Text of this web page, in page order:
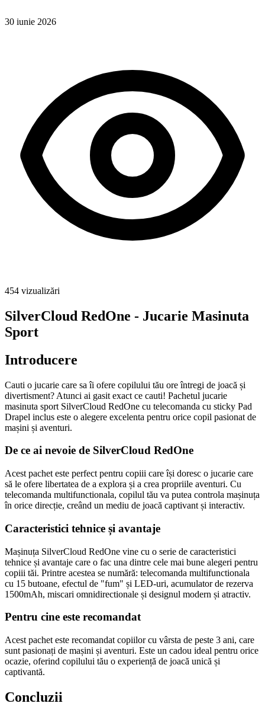
30 iunie 2026
454 vizualizări
SilverCloud RedOne - Jucarie Masinuta
Sport
Introducere
Cauti o jucarie care sa îi ofere copilului tău ore întregi de joacă și
divertisment? Atunci ai gasit exact ce cauti! Pachetul jucarie
masinuta sport SilverCloud RedOne cu telecomanda cu sticky Pad
Drapel inclus este o alegere excelenta pentru orice copil pasionat de
mașini și aventuri.
De ce ai nevoie de SilverCloud RedOne
Acest pachet este perfect pentru copiii care își doresc o jucarie care
să le ofere libertatea de a explora și a crea propriile aventuri. Cu
telecomanda multifunctionala, copilul tău va putea controla mașinuța
în orice direcție, creând un mediu de joacă captivant și interactiv.
Caracteristici tehnice și avantaje
Mașinuța SilverCloud RedOne vine cu o serie de caracteristici
tehnice și avantaje care o fac una dintre cele mai bune alegeri pentru
copiii tăi. Printre acestea se numără: telecomanda multifunctionala
cu 15 butoane, efectul de "fum" și LED-uri, acumulator de rezerva
1500mAh, miscari omnidirectionale și designul modern și atractiv.
Pentru cine este recomandat
Acest pachet este recomandat copiilor cu vârsta de peste 3 ani, care
sunt pasionați de mașini și aventuri. Este un cadou ideal pentru orice
ocazie, oferind copilului tău o experiență de joacă unică și
captivantă.
Concluzii